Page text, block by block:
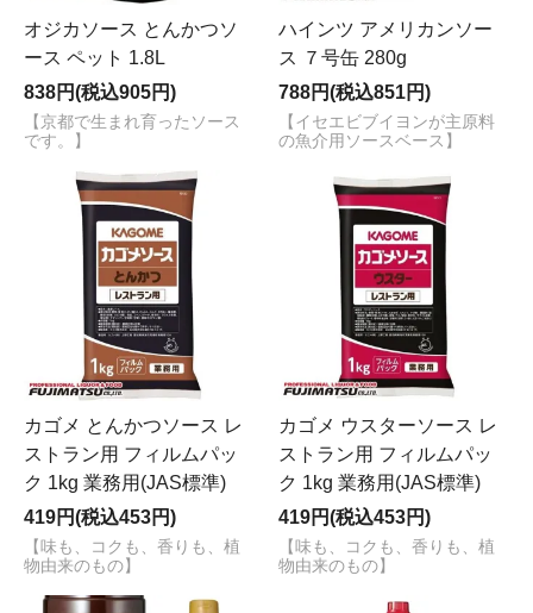
オジカソース とんかつソ
ース ペット 1.8L
838円(税込905円)
【京都で生まれ育ったソース
です。】
ハインツ アメリカンソー
ス ７号缶 280g
788円(税込851円)
【イセエビブイヨンが主原料
の魚介用ソースベース】
カゴメ とんかつソース レ
ストラン用 フィルムパッ
ク 1kg 業務用(JAS標準)
419円(税込453円)
【味も、コクも、香りも、植
物由来のもの】
カゴメ ウスターソース レ
ストラン用 フィルムパッ
ク 1kg 業務用(JAS標準)
419円(税込453円)
【味も、コクも、香りも、植
物由来のもの】